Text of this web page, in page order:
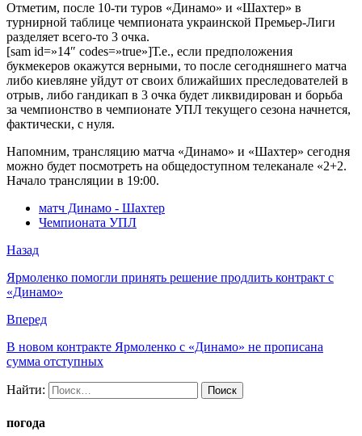
Отметим, после 10-ти туров «Динамо» и «Шахтер» в
турнирной таблице чемпионата украинской Премьер-Лиги
разделяет всего-то 3 очка.
[sam id=»14″ codes=»true»]Т.е., если предположения
букмекеров окажутся верными, то после сегодняшнего матча
либо киевляне уйдут от своих ближайших преследователей в
отрыв, либо гандикап в 3 очка будет ликвидирован и борьба
за чемпионство в чемпионате УПЛ текущего сезона начнется,
фактически, с нуля.
Напомним, трансляцию матча «Динамо» и «Шахтер» сегодня
можно будет посмотреть на общедоступном телеканале «2+2.
Начало трансляции в 19:00.
матч Динамо - Шахтер
Чемпионата УПЛ
Назад
Ярмоленко помогли принять решение продлить контракт с
«Динамо»
Вперед
В новом контракте Ярмоленко с «Динамо» не прописана
сумма отступных
Найти:
погода